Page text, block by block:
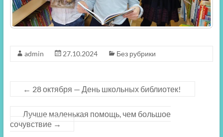
admin 27.10.2024 Без рубрики
← 28 октября — День школьных библиотек!
Лучше маленькая помощь, чем большое
сочувствие →